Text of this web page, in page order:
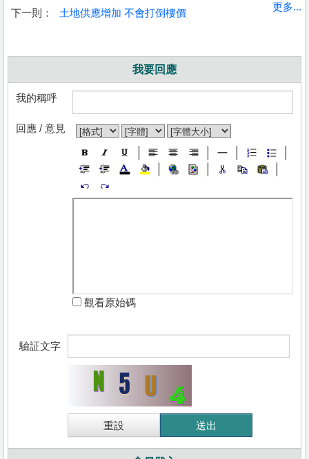
下一則： 土地供應增加 不會打倒樓價
更多...
我要回應
我的稱呼
回應 / 意見
觀看原始碼
驗証文字